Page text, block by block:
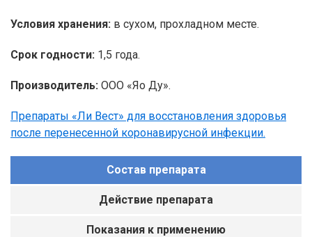
Условия хранения: в сухом, прохладном месте.
Срок годности: 1,5 года.
Производитель: ООО «Яо Ду».
Препараты «Ли Вест» для восстановления здоровья
после перенесенной коронавирусной инфекции.
Состав препарата
Действие препарата
Показания к применению